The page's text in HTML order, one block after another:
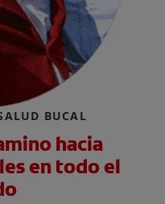
BUCAL
hacia
en todo el